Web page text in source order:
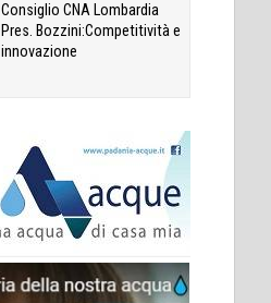
Consiglio CNA Lombardia
Pres. Bozzini:Competitività e
innovazione